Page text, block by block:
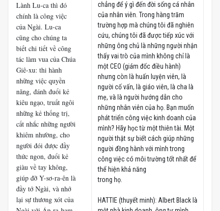
chẳng để ý gì đến đời sống cá nhân
của nhân viên. Trong hàng trăm
trường hợp mà chúng tôi đã nghiên
cứu, chúng tôi đã được tiếp xúc với
những ông chủ là những người nhận
thấy vai trò của mình không chỉ là
một CEO (giám đốc điều hành)
nhưng còn là huấn luyện viên, là
người cố vấn, là giáo viên, là cha là
mẹ, và là người hướng dẫn cho
những nhân viên của họ. Bạn muốn
phát triển công việc kinh doanh của
mình? Hãy học từ một thiên tài. Một
người thật sự biết cách giúp những
người đồng hành với mình trong
công việc có môi trường tốt nhất để
thể hiện khả năng
trong họ.
HATTIE (thuyết minh): Albert Black là
Lành Lu-ca thì đó
chính là công việc
của Ngài. Lu-ca
cũng cho chúng ta
biết chi tiết về công
tác làm vua của Chúa
Giê-xu: thi hành
những việc quyền
năng, đánh đuổi kẻ
kiêu ngạo, truất ngôi
những kẻ thống trị,
cất nhắc những người
khiêm nhường, cho
người đói được đầy
thức ngon, đuổi kẻ
giàu về tay không,
giúp đỡ Y-sơ-ra-ên là
đầy tớ Ngài, và nhớ
lại sự thương xót của